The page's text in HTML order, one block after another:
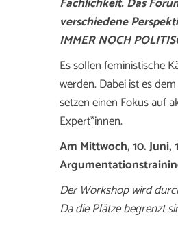
verschiedene
IMMER NOCH
Es sollen feministische
werden. Dabei ist es
setzen einen Fokus auf
Expert*innen.
Am Mittwoch, 10.
Der Workshop wird
Da die Plätze begrenzt